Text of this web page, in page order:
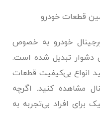
خودرو به خصوص
دشوار تبدیل شده است.
انواع بی‌کیفیت قطعات
مشاهده کنید. اگرچه
برای افراد بی‌تجربه به